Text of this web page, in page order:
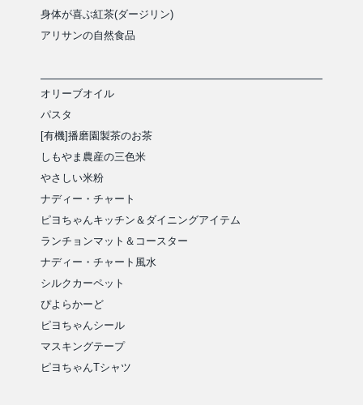
身体が喜ぶ紅茶(ダージリン)
アリサンの自然食品
オリーブオイル
パスタ
[有機]播磨園製茶のお茶
しもやま農産の三色米
やさしい米粉
ナディー・チャート
ピヨちゃんキッチン＆ダイニングアイテム
ランチョンマット＆コースター
ナディー・チャート風水
シルクカーペット
ぴよらかーど
ピヨちゃんシール
マスキングテープ
ピヨちゃんTシャツ